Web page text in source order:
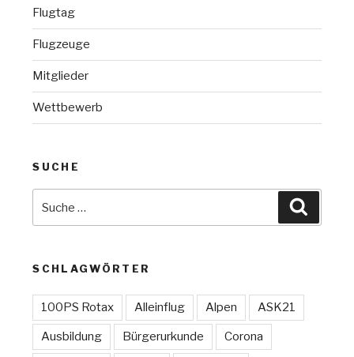
Flugtag
Flugzeuge
Mitglieder
Wettbewerb
SUCHE
nach:
SCHLAGWÖRTER
100PS Rotax Alleinflug Alpen ASK21
Ausbildung Bürgerurkunde Corona